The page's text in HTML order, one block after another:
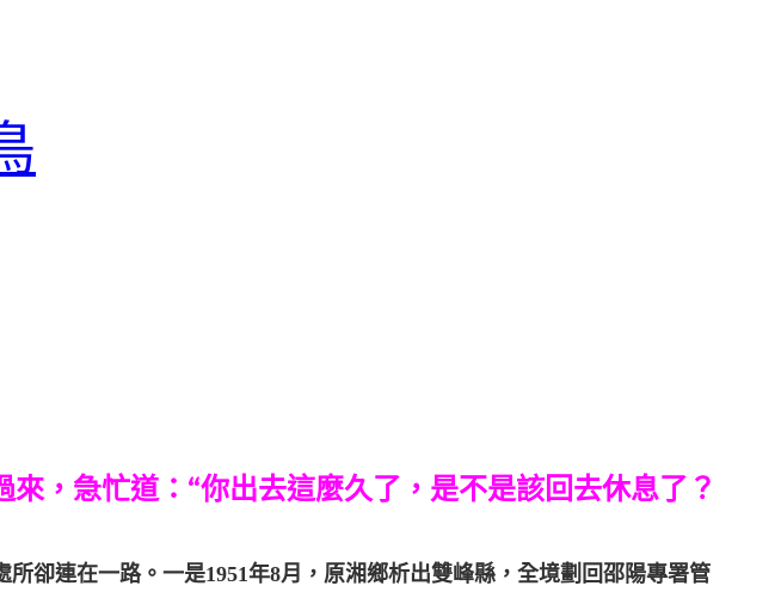
，急忙道：“你出去這麼久了，是不是該回去休息了？
所卻連在一路。一是1951年8月，原湘鄉析出雙峰縣，全境劃回邵陽專署管